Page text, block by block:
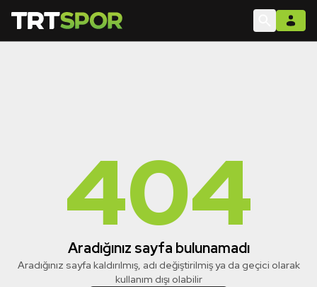
404
Aradığınız sayfa bulunamadı
Aradığınız sayfa kaldırılmış, adı değiştirilmiş ya da geçici olarak
kullanım dışı olabilir